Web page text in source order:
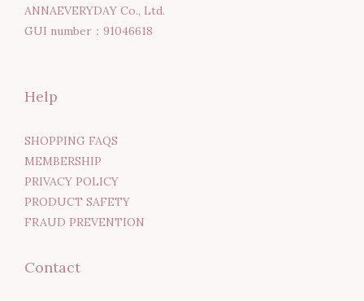
ANNAEVERYDAY Co., Ltd.
GUI number：91046618
Help
SHOPPING FAQS
MEMBERSHIP
PRIVACY POLICY
PRODUCT SAFETY
FRAUD PREVENTION
Contact